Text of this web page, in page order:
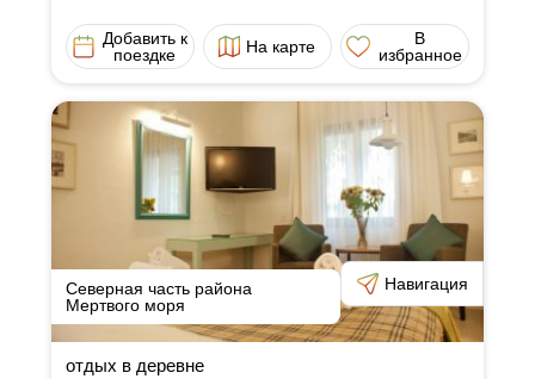
Добавить к
поездке
На карте
В
избранное
Северная часть района
Мертвого моря
Навигация
отдых в деревне